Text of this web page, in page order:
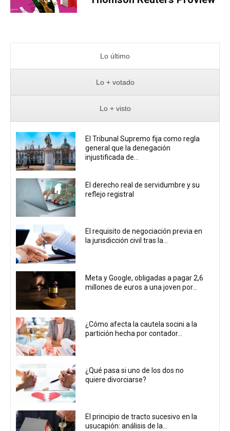
Lo último
Lo + votado
Lo + visto
El Tribunal Supremo fija como regla
general que la denegación
injustificada de...
El derecho real de servidumbre y su
reflejo registral
El requisito de negociación previa en
la jurisdicción civil tras la...
Meta y Google, obligadas a pagar 2,6
millones de euros a una joven por...
¿Cómo afecta la cautela socini a la
partición hecha por contador...
¿Qué pasa si uno de los dos no
quiere divorciarse?
El principio de tracto sucesivo en la
usucapión: análisis de la...